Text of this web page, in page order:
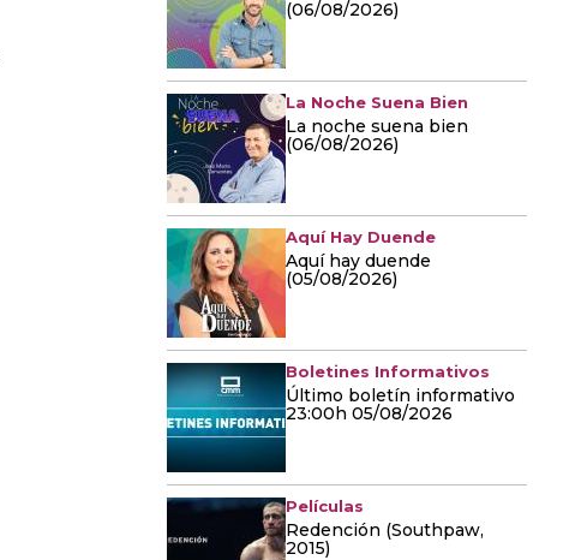
(06/08/2026)
La Noche Suena Bien
La noche suena bien
(06/08/2026)
Aquí Hay Duende
Aquí hay duende
(05/08/2026)
Boletines Informativos
Último boletín informativo
23:00h 05/08/2026
Películas
Redención (Southpaw,
2015)